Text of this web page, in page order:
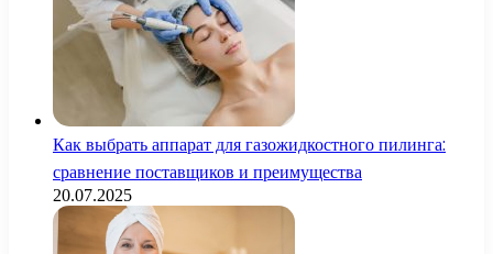
Как выбрать аппарат для газожидкостного пилинга:
сравнение поставщиков и преимущества
20.07.2025